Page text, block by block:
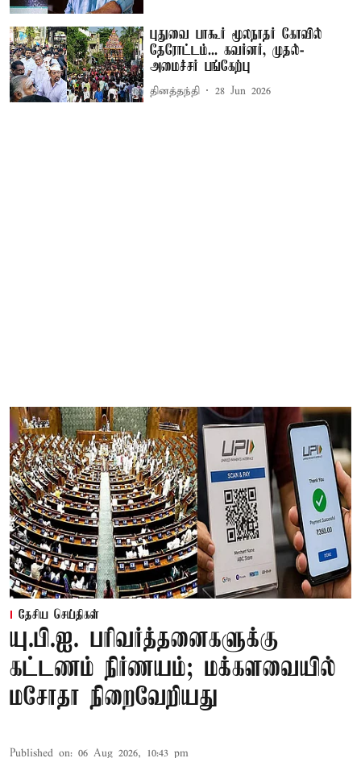
புதுவை பாகூர் மூலநாதர் கோவில்
தேரோட்டம்... கவர்னர், முதல்-
அமைச்சர் பங்கேற்பு
தினத்தந்தி 28 Jun 2026
தேசிய செய்திகள்
யு.பி.ஐ. பரிவர்த்தனைகளுக்கு
கட்டணம் நிர்ணயம்; மக்களவையில்
மசோதா நிறைவேறியது
Published on: 06 Aug 2026, 10:43 pm